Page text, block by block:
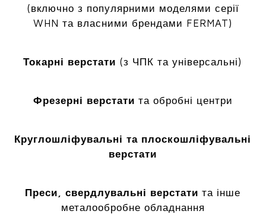
(включно з популярними моделями серії
WHN та власними брендами FERMAT)
Токарні верстати (з ЧПК та універсальні)
Фрезерні верстати та обробні центри
Круглошліфувальні та плоскошліфувальні
верстати
Преси, свердлувальні верстати та інше
металообробне обладнання